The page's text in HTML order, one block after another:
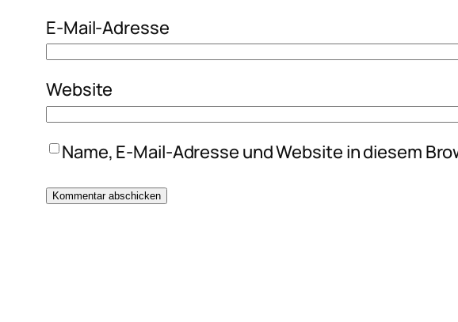
E-Mail-Adresse
Website
Name, E-Mail-Adresse und Website in diesem